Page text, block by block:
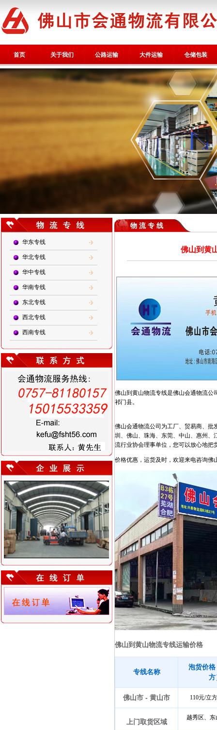
首页 关于我们 公路运输 大件运输 仓储包装
华东专线
华北专线
华中专线
华南专线
东北专线
西北专线
西南专线
物 流 专 线
佛山到黄
佛山到黄山物流专线是佛山会通物流公
祁门县。
佛山会通物流公司为工厂、贸易商、批
圳、佛山、珠海、东莞、中山、惠州、
流行业协会理事单位，您可以放心地把
价格优惠，运货及时，欢迎来电咨询佛
佛山到黄山物流专线运输价格
专线名称
泡货价
方
佛山市 - 黄山市 110元/立
上门取货区域
越秀区、